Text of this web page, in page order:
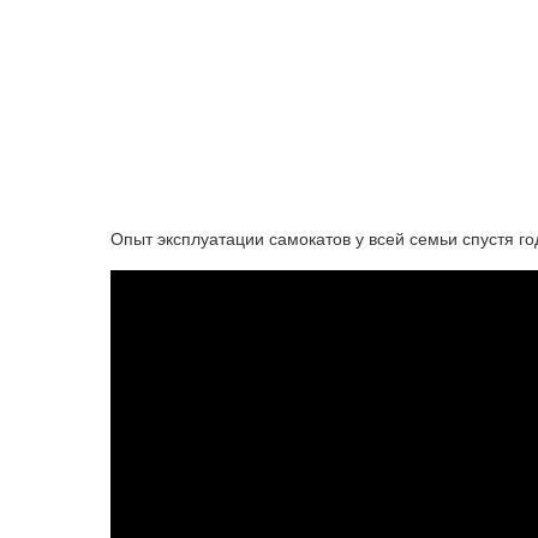
Опыт эксплуатации самокатов у всей семьи спустя